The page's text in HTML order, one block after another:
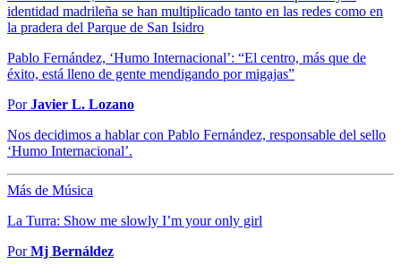
identidad madrileña se han multiplicado tanto en las redes como en
la pradera del Parque de San Isidro
Pablo Fernández, ‘Humo Internacional’: “El centro, más que de
éxito, está lleno de gente mendigando por migajas”
PorJavier L. Lozano
Nos decidimos a hablar con Pablo Fernández, responsable del sello
‘Humo Internacional’.
Más de Música
La Turra: Show me slowly I’m your only girl
PorMj Bernáldez